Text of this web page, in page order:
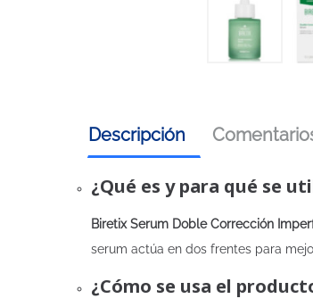
Descripción
¿Qué es y para qué se
Biretix Serum Doble Corrección
serum actúa en dos frentes para
¿Cómo se usa el